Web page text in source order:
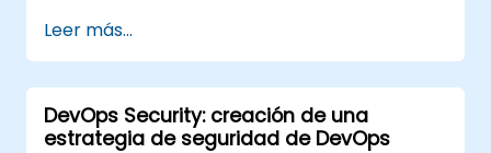
operativos.
Leer más...
DevOps Security: creación de una
estrategia de seguridad de DevOps